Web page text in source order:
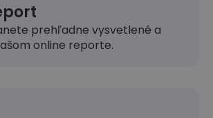
prehľadne vysvetlené a
online reporte.